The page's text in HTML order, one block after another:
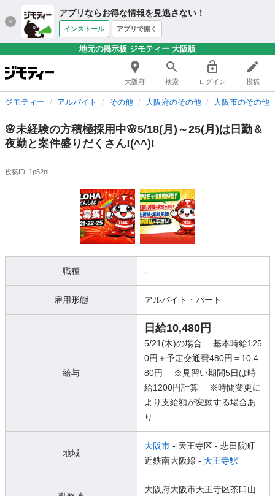
アプリならお得な情報を見逃さない！
インストール アプリで開く
地元の掲示板 ジモティー 大阪版
大阪府 検索 ログイン 投稿
ジモティー アルバイト その他 大阪府のその他 大阪市のその他
🌸未経験の方積極採用中🌸5/18(月)～25(月)は日勤＆
夜勤と案件盛りだくさん!(^^)!
投稿ID: 1p52ni
職種 -
雇用形態 アルバイト・パート
給与
日給10,480円
5/21(木)の場合 基本時給125
0円＋予定交通費480円＝10.4
80円 ※見習い期間5日は時
給1200円計算 ※時間変更に
より支給額が変動する場合あ
り
地域
大阪市 - 天王寺区 - 悲田院町
近鉄南大阪線 - 天王寺駅
大阪府大阪市天王寺区茶臼山